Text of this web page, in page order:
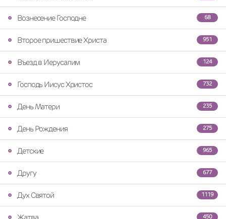
68
Вознесение Господне
951
Второе пришествие Христа
124
Въезд в Иерусалим
732
Господь Иисус Христос
235
День Матери
275
День Рождения
965
Детские
677
Другу
1119
Дух Святой
450